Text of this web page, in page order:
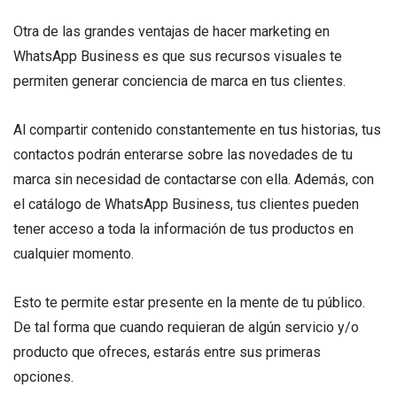
Otra de las grandes ventajas de hacer marketing en
WhatsApp Business es que sus recursos visuales te
permiten generar conciencia de marca en tus clientes.
Al compartir contenido constantemente en tus historias, tus
contactos podrán enterarse sobre las novedades de tu
marca sin necesidad de contactarse con ella. Además, con
el catálogo de WhatsApp Business, tus clientes pueden
tener acceso a toda la información de tus productos en
cualquier momento.
Esto te permite estar presente en la mente de tu público.
De tal forma que cuando requieran de algún servicio y/o
producto que ofreces, estarás entre sus primeras
opciones.